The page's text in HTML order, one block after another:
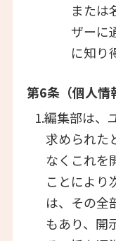
または
ザーに
に知り
第6条（個人情
1.編集部は、
求められた
なくこれを
ことにより
は、その全
もあり、開